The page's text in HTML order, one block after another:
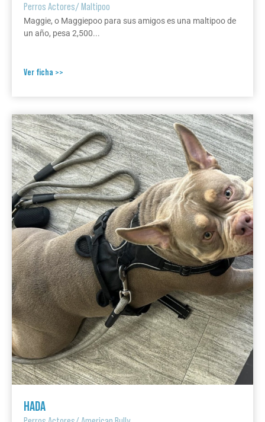
Perros Actores/Maltipoo
Maggie, o Maggiepoo para sus amigos es una maltipoo de
un año, pesa 2,500...
Ver ficha >>
HADA